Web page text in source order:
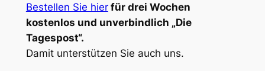
Bestellen Sie hier für drei Wochen
kostenlos und unverbindlich „Die
Tagespost“.
Damit unterstützen Sie auch uns.